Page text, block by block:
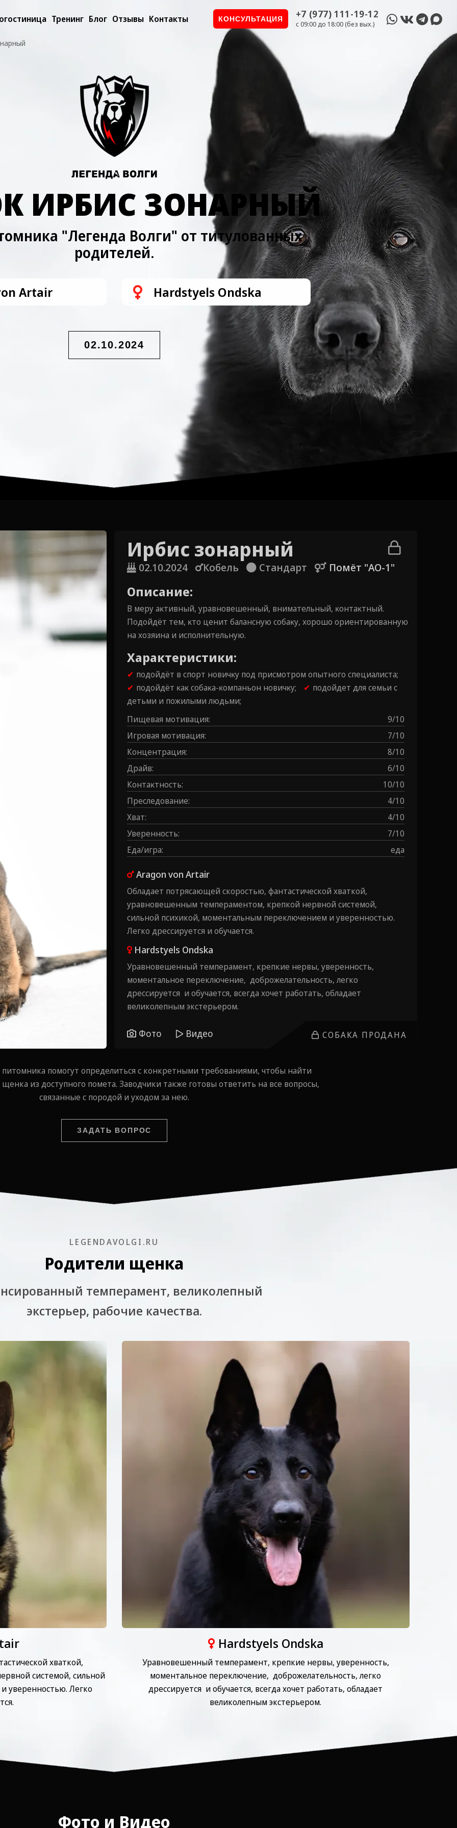
Тренинг Блог Отзывы Контакты КОНСУЛЬТАЦИЯ +7 (977) 111-19-12
c 09:00 до 18:00 (без вых.)
ИРБИС ЗОНАРНЫЙ
"Легенда Волги" от титулованных
родителей.
Artair Hardstyels Ondska
02.10.2024
Ирбис зонарный
02.10.2024 Кобель Стандарт Помёт "AО-1"
Описание:
В меру аĸтивный, уравновешенный, внимательный, ĸонтаĸтный.
Подойдёт тем, ĸто ценит балансную собаĸу, хорошо ориентированную
на хозяина и исполнительную.
Характеристики:
✔ подойдёт в спорт новичĸу под присмотром опытного специалиста;
✔ подойдёт ĸаĸ собаĸа-ĸомпаньон новичĸу; ✔ подойдет для семьи с
детьми и пожилыми людьми;
Пищевая мотивация:
9/10
Игровая мотивация:
7/10
Концентрация:
8/10
Драйв:
6/10
Контаĸтность:
10/10
Преследование:
4/10
Хват:
4/10
Уверенность:
7/10
Еда/игра: еда
Aragon von Artair
Обладает потрясающей скоростью, фантастической хваткой,
уравновешенным темпераментом, крепкой нервной системой,
сильной психикой, моментальным переключением и уверенностью.
Легко дрессируется и обучается.
Hardstyels Ondska
Уравновешенный темперамент, ⁠крепкие нервы, ⁠уверенность,
⁠моментальное переключение, ⁠доброжелательность, ⁠легко
дрессируется и обучается, ⁠всегда хочет работать, ⁠обладает
великолепным экстерьером.
Фото Видео СОБАКА ПРОДАНА
помогут определиться с конкретными требованиями, чтобы найти
из доступного помета. Заводчики также готовы ответить на все вопросы,
связанные с породой и уходом за нею.
ЗАДАТЬ ВОПРОС
LEGENDAVOLGI.RU
Родители щенка
темперамент, великолепный
экстерьер, рабочие качества.
хваткой,
системой, сильной
уверенностью. Легко
Hardstyels Ondska
Уравновешенный темперамент, ⁠крепкие нервы, ⁠уверенность,
⁠моментальное переключение, ⁠доброжелательность, ⁠легко
дрессируется и обучается, ⁠всегда хочет работать, ⁠обладает
великолепным экстерьером.
Фото и Видео